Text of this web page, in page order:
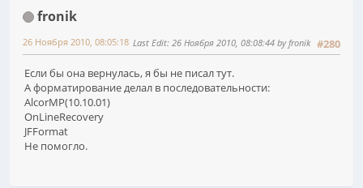
fronik
#280
26 Ноября 2010, 08:05:18 Last Edit: 26 Ноября 2010, 08:08:44 by fronik
Если бы она вернулась, я бы не писал тут.
А форматирование делал в последовательности:
AlcorMP(10.10.01)
OnLineRecovery
JFFormat
Не помогло.